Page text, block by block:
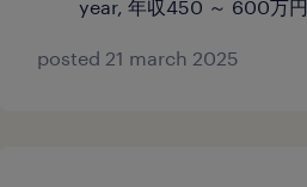
year, 年収450 ～ 600万円
posted 21 march 2025